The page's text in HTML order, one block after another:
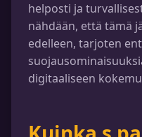
helposti ja
nähdään, että tämä
edelleen, tarjoten
digitaaliseen